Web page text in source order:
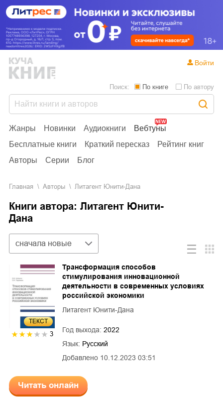
Жанры Новинки Аудиокниги
Вебтуны
Бесплатные книги
Краткий пересказ
Рейтинг книг
Авторы
Серии Блог
Поиск: По книге По автору
Войти
Главная Aвторы Литагент Юнити-Дана
Книги автора: Литагент Юнити-
Дана
Сортировка
сначала новые
ТЕКСТ
3
Добавлено 10.12.2023 03:51
Трансформация способов
стимулирования инновационной
деятельности в современных условиях
российской экономики
Литагент Юнити-Дана
Год выхода: 2022
Язык: Русский
Читать онлайн